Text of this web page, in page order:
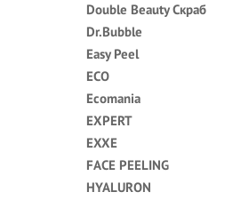
Double Beauty Скраб
Dr.Bubble
Easy Peel
ECO
Ecomania
EXPERT
EXXE
FACE PEELING
HYALURON